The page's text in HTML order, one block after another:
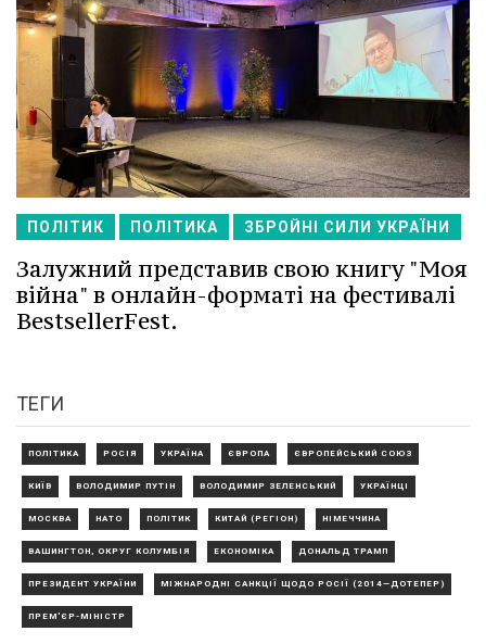
ПОЛІТИК ПОЛІТИКА ЗБРОЙНІ СИЛИ УКРАЇНИ
Залужний представив свою книгу "Моя
війна" в онлайн-форматі на фестивалі
BestsellerFest.
ТЕГИ
ПОЛІТИКА РОСІЯ УКРАЇНА ЄВРОПА ЄВРОПЕЙСЬКИЙ СОЮЗ
КИЇВ ВОЛОДИМИР ПУТІН ВОЛОДИМИР ЗЕЛЕНСЬКИЙ УКРАЇНЦІ
МОСКВА НАТО ПОЛІТИК КИТАЙ (РЕГІОН) НІМЕЧЧИНА
ВАШИНГТОН, ОКРУГ КОЛУМБІЯ ЕКОНОМІКА ДОНАЛЬД ТРАМП
ПРЕЗИДЕНТ УКРАЇНИ МІЖНАРОДНІ САНКЦІЇ ЩОДО РОСІЇ (2014—ДОТЕПЕР)
ПРЕМ'ЄР-МІНІСТР